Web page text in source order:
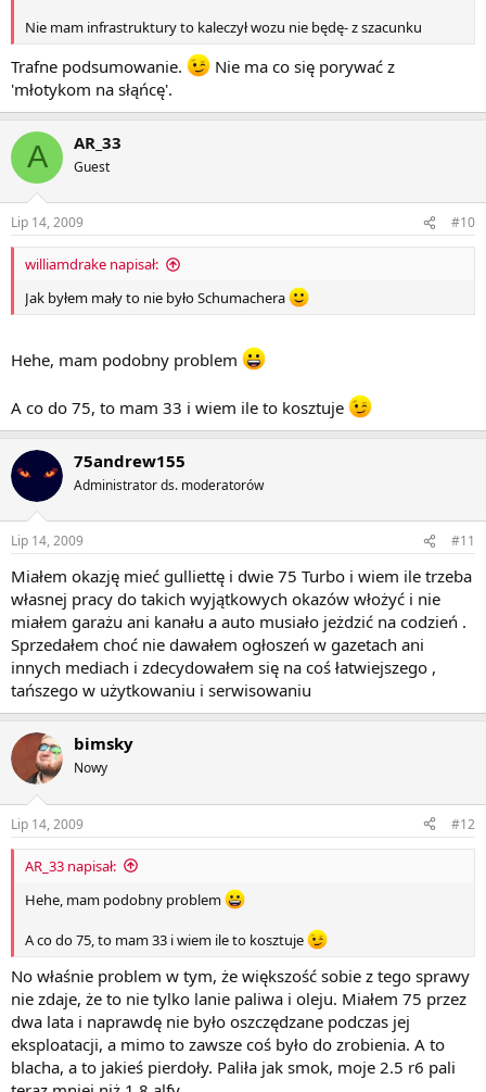
Nie mam infrastruktury to kaleczył wozu nie będę- z szacunku
Trafne podsumowanie.
Nie ma co się porywać z
'młotykom na słąńcę'.
A AR_33
Guest
Lip 14, 2009 #10
williamdrake napisał:
Jak byłem mały to nie było Schumachera
Hehe, mam podobny problem
A co do 75, to mam 33 i wiem ile to kosztuje
75andrew155
Administrator ds. moderatorów
Lip 14, 2009 #11
Miałem okazję mieć gulliettę i dwie 75 Turbo i wiem ile trzeba
własnej pracy do takich wyjątkowych okazów włożyć i nie
miałem garażu ani kanału a auto musiało jeżdzić na codzień .
Sprzedałem choć nie dawałem ogłoszeń w gazetach ani
innych mediach i zdecydowałem się na coś łatwiejszego ,
tańszego w użytkowaniu i serwisowaniu
bimsky
Nowy
Lip 14, 2009 #12
AR_33 napisał:
Hehe, mam podobny problem
A co do 75, to mam 33 i wiem ile to kosztuje
No właśnie problem w tym, że większość sobie z tego sprawy
nie zdaje, że to nie tylko lanie paliwa i oleju. Miałem 75 przez
dwa lata i naprawdę nie było oszczędzane podczas jej
eksploatacji, a mimo to zawsze coś było do zrobienia. A to
blacha, a to jakieś pierdoły. Paliła jak smok, moje 2.5 r6 pali